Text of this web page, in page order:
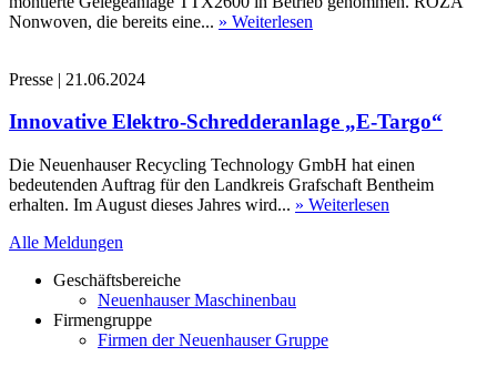
Nonwoven, die bereits eine... » Weiterlesen
Presse | 21.06.2024
Innovative Elektro-Schredderanlage „E-Targo“
Die Neuenhauser Recycling Technology GmbH hat einen
bedeutenden Auftrag für den Landkreis Grafschaft Bentheim
erhalten. Im August dieses Jahres wird... » Weiterlesen
Alle Meldungen
Geschäftsbereiche
Neuenhauser Maschinenbau
Firmengruppe
Firmen der Neuenhauser Gruppe